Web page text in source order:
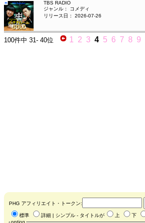
TBS RADIO
ジャンル： コメディ
リリース日： 2026-07-26
100件中 31- 40位 1 2 3 4 5 6 7 8 9
PHG アフィリエイト・トークン:
標準 詳細 | シンプル - タイトルが 上 下
option